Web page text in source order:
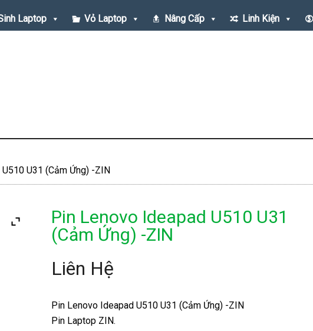
Laptop Vỏ Laptop Nâng Cấp Linh Kiện
U31 (Cảm Ứng) -ZIN
Pin Lenovo Ideapad U510 U31
(Cảm Ứng) -ZIN
Liên Hệ
Pin Lenovo Ideapad U510 U31 (Cảm Ứng) -ZIN
Pin Laptop ZIN.